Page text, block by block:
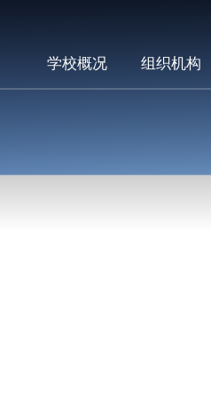
学校概况 组织机构